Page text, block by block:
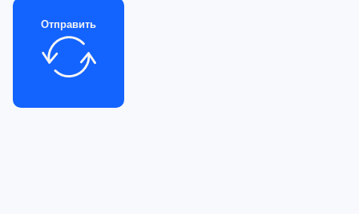
Отправить